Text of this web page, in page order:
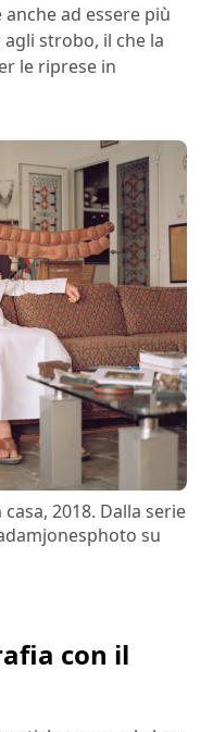
ad essere più
strobo, il che la
le riprese in
2018. Dalla serie
su
con il